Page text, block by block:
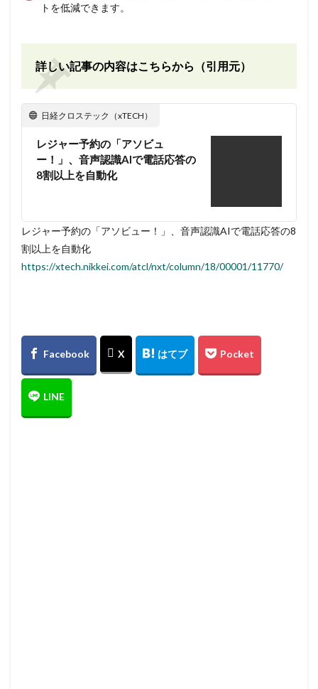
トを低減できます。
詳しい記事の内容はこちらから（引用元）
日経クロステック（xTECH）
レジャー予約の「アソビュ
ー！」、音声認識AIで電話応答の
8割以上を自動化
レジャー予約の「アソビュー！」、音声認識AIで電話応答の8
割以上を自動化
https://xtech.nikkei.com/atcl/nxt/column/18/00001/11770/